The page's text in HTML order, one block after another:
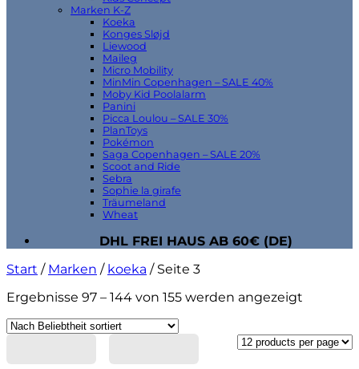
Marken K-Z
Koeka
Konges Sløjd
Liewood
Maileg
Micro Mobility
MinMin Copenhagen – SALE 40%
Moby Kid Poolalarm
Panini
Picca Loulou – SALE 30%
PlanToys
Pokémon
Saga Copenhagen – SALE 20%
Scoot and Ride
Sebra
Sophie la girafe
Träumeland
Wheat
DHL FREI HAUS AB 60€ (DE)
Start / Marken / koeka /Seite 3
Ergebnisse 97 – 144 von 155 werden angezeigt